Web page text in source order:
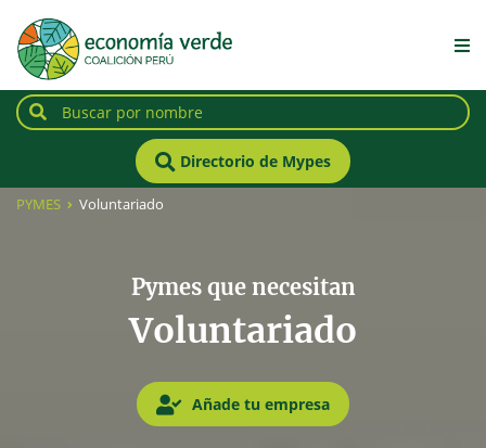
Directorio de Mypes
PYMES Voluntariado
Pymes que necesitan
Voluntariado
Añade tu empresa